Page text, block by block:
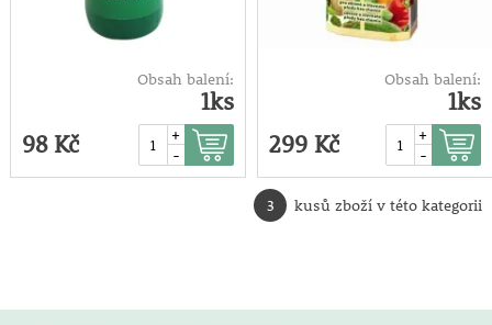
Obsah balení:
1ks
98 Kč
+
-
Obsah balení:
1ks
299 Kč
+
-
3 kusů zboží v této kategorii